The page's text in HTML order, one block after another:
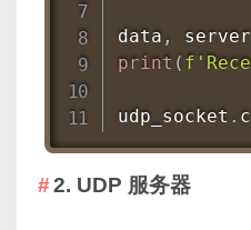
data , server
print (
udp_socket .
2. UDP 服务器